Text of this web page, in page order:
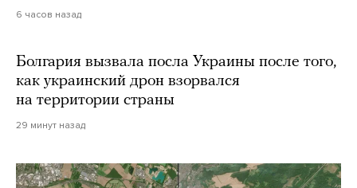
6 часов назад
Болгария вызвала посла Украины после того,
как украинский дрон взорвался
на территории страны
29 минут назад